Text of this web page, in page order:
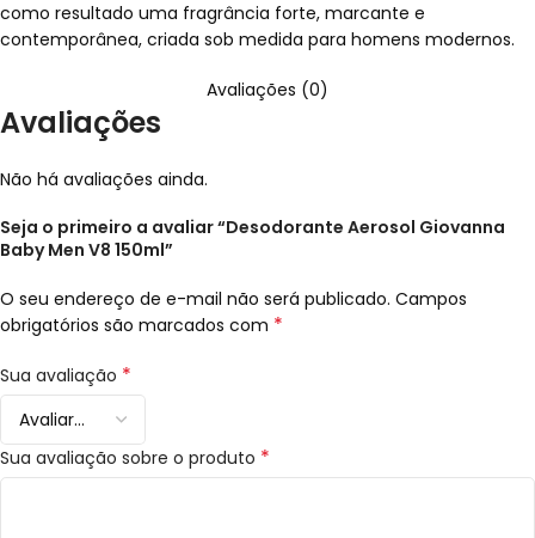
como resultado uma fragrância forte, marcante e
contemporânea, criada sob medida para homens modernos.
Avaliações (0)
Avaliações
Não há avaliações ainda.
Seja o primeiro a avaliar “Desodorante Aerosol Giovanna
Baby Men V8 150ml”
O seu endereço de e-mail não será publicado. Campos
obrigatórios são marcados com *
Sua avaliação *
Sua avaliação sobre o produto *